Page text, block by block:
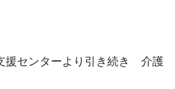
援センターより引き続き 介護